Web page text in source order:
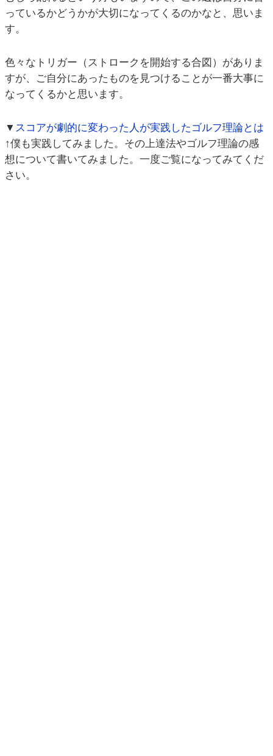
っているかどうかが大切になってくるのかなと、思いま
す。
色々なトリガー（ストロークを開始する合図）がありま
すが、ご自分にあったものを見つけることが一番大事に
なってくるかと思います。
▼ スコアが劇的に変わった人が実践したゴルフ理論とは
↑僕も実践してみました。その上達法やゴルフ理論の感
想について書いてみました。一度ご覧になってみてくだ
さい。